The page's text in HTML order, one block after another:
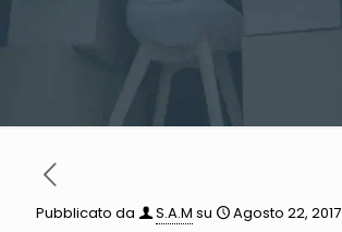
Pubblicato da S.A.M su Agosto 22, 2017